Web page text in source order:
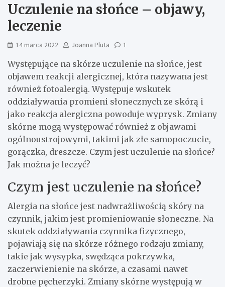
Uczulenie na słońce – objawy,
leczenie
14 marca 2022 Joanna Pluta 1
Występujące na skórze uczulenie na słońce, jest
objawem reakcji alergicznej, która nazywana jest
również fotoalergią. Występuje wskutek
oddziaływania promieni słonecznych ze skórą i
jako reakcja alergiczna powoduje wyprysk. Zmiany
skórne mogą występować również z objawami
ogólnoustrojowymi, takimi jak złe samopoczucie,
gorączka, dreszcze. Czym jest uczulenie na słońce?
Jak można je leczyć?
Czym jest uczulenie na słońce?
Alergia na słońce jest nadwrażliwością skóry na
czynnik, jakim jest promieniowanie słoneczne. Na
skutek oddziaływania czynnika fizycznego,
pojawiają się na skórze różnego rodzaju zmiany,
takie jak wysypka, swędząca pokrzywka,
zaczerwienienie na skórze, a czasami nawet
drobne pęcherzyki. Zmiany skórne występują w